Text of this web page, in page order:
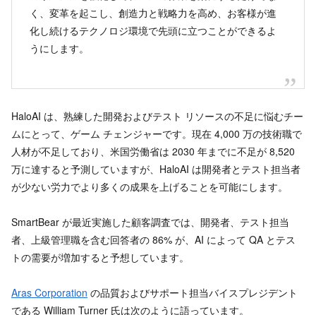
く、変革を起こし、創造力と戦略力を高め、お客様が進
化し続けるテクノロジ環境で先頭に立つことができるよ
うにします。
HaloAI は、熟練した開発およびテスト リソースの不足に悩むチー
ムにとって、ゲーム チェンジャーです。現在 4,000 万の技術職で
人材が不足しており、米国労働省は 2030 年までに不足が 8,520
万に達すると予測していますが、HaloAI は開発者とテスト担当者
が少ない労力でより多くの成果を上げることを可能にします。
SmartBear が最近実施した顧客調査では、開発者、テスト担当
者、上級管理職を含む回答者の 86% が、AI によって QA とテス
トの需要が増加すると予想しています。
Aras Corporation の品質およびサポート担当バイスプレジデント
である William Turner 氏は次のように語っています。